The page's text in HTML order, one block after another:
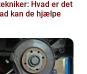
Hvad er det
kan de hjælpe